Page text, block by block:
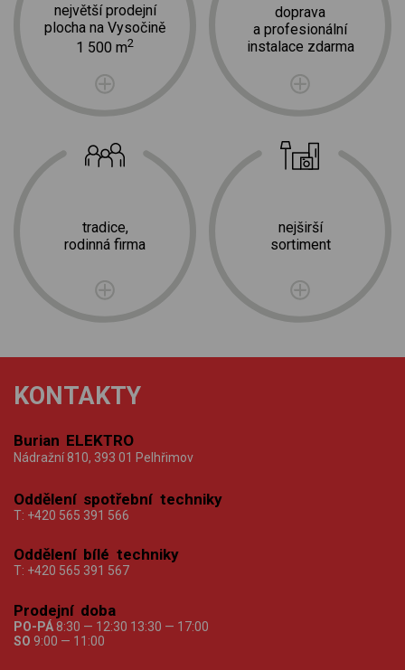
největší prodejní
plocha na Vysočině
1 500 m2
tradice,
rodinná firma
doprava
a profesionální
instalace zdarma
nejširší
sortiment
KONTAKTY
Burian ELEKTRO
Nádražní 810, 393 01 Pelhřimov
Oddělení spotřební techniky
T: +420 565 391 566
Oddělení bílé techniky
T: +420 565 391 567
Prodejní doba
PO-PÁ 8:30 — 12:30 13:30 — 17:00
SO 9:00 — 11:00